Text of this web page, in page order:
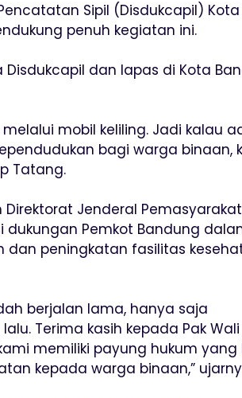
Sipil (Disdukcapil) Kota
penuh kegiatan ini.
dan lapas di Kota
mobil keliling. Jadi kalau
bagi warga binaan,
Tatang.
Jenderal
dukungan Pemkot Bandung
dan peningkatan fasilitas
berjalan lama, hanya saja
Terima kasih kepada Pak
memiliki payung hukum yang
kepada warga binaan,”